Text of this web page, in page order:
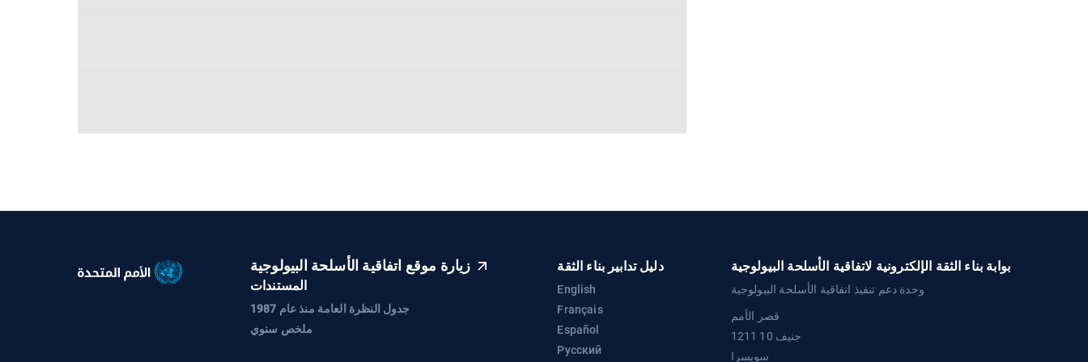
زيارة موقع اتفاقية الأسلحة البيولوجية
المستندات
جدول النظرة العامة منذ عام 1987
ملخص سنوي
دليل تدابير بناء الثقة
English
Français
Español
Русский
بوابة بناء الثقة الإلكترونية لاتفاقية الأسلحة البيولوجية
وحدة دعم تنفيذ اتفاقية الأسلحة البيولوجية
قصر الأمم
1211 جنيف 10
سويسرا